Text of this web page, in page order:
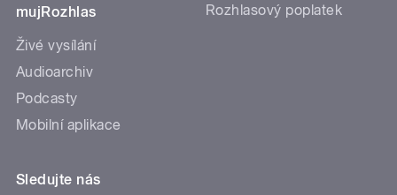
mujRozhlas
Živé vysílání
Audioarchiv
Podcasty
Mobilní aplikace
Rozhlasový poplatek
Sledujte nás